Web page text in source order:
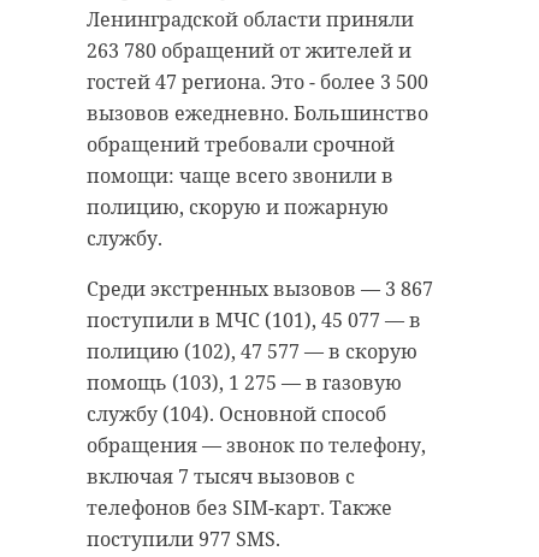
Ленинградской области приняли
263 780 обращений от жителей и
гостей 47 региона. Это - более 3 500
вызовов ежедневно. Большинство
обращений требовали срочной
помощи: чаще всего звонили в
полицию, скорую и пожарную
службу.
Среди экстренных вызовов — 3 867
поступили в МЧС (101), 45 077 — в
полицию (102), 47 577 — в скорую
помощь (103), 1 275 — в газовую
службу (104). Основной способ
обращения — звонок по телефону,
включая 7 тысяч вызовов с
телефонов без SIM-карт. Также
поступили 977 SMS.
Ленинградской области во
вторник. 29 апреля, рассказал, что
в последнее время участились
жалобы на маршрутки, которые
игнорируют ждущих пассажиров,
не останавливаясь и проезжая
мимо. Специалисты рассказали,
что следует делать в таком случае
Так, необходимо зафиксировать
номер маршрута и, по
возможности, записать
государственный номер
транспортного средства. Это
поможет в дальнейшем
разобраться в случившемся и
привлечь нарушителя к
земель, находящихся в
муниципальной собственности.
Незаконный собственник занял
территорию в деревне Нижняя
Шальдиха
Ведомство оперативно вмешалось
и нарушитель в установленном
порядке оформил землю на себя. В
итоге в муниципальный бюджет
поступило более 500 тысяч
рублей.
Прокуратура контролирует
состояние законности в сфере
землепользования.
Фото:
https://pxhere.com/ru/photo/772388